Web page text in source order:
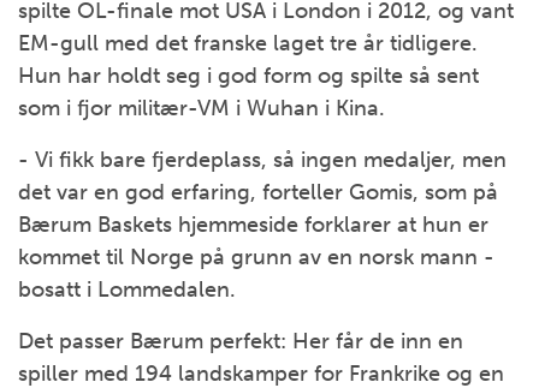
spilte OL-finale mot USA i London i 2012, og vant
EM-gull med det franske laget tre år tidligere.
Hun har holdt seg i god form og spilte så sent
som i fjor militær-VM i Wuhan i Kina.
- Vi fikk bare fjerdeplass, så ingen medaljer, men
det var en god erfaring, forteller Gomis, som på
Bærum Baskets hjemmeside forklarer at hun er
kommet til Norge på grunn av en norsk mann -
bosatt i Lommedalen.
Det passer Bærum perfekt: Her får de inn en
spiller med 194 landskamper for Frankrike og en